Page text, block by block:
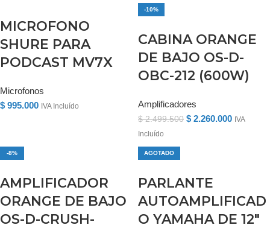
MICROFONO
SHURE PARA
PODCAST MV7X
Microfonos
$ 995.000 IVA Incluído
-10%
CABINA ORANGE
DE BAJO OS-D-
OBC-212 (600W)
Amplificadores
$2.499.500 $ 2.260.000 IVA
Incluído
-8%
AMPLIFICADOR
ORANGE DE BAJO
OS-D-CRUSH-
AGOTADO
PARLANTE
AUTOAMPLIFICAD
O YAMAHA DE 12″